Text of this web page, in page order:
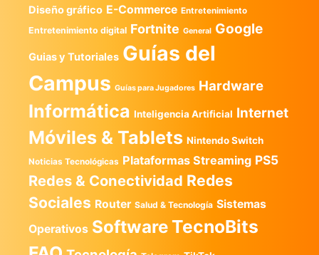
Diseño gráfico E-Commerce Entretenimiento
Entretenimiento digital Fortnite General Google
Guias y Tutoriales Guías del
Campus Guías para Jugadores Hardware
Informática Inteligencia Artificial Internet
Móviles & Tablets Nintendo Switch
Noticias Tecnológicas Plataformas Streaming PS5
Redes & Conectividad Redes
Sociales Router Salud & Tecnología Sistemas
Operativos SoftwareTecnoBits